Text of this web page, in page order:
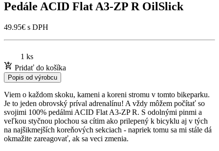
Pedále ACID Flat A3-ZP R OilSlick
49.95€ s DPH
1 ks
Pridať do košíka
Popis od výrobcu
Viem o každom skoku, kameni a koreni stromu v tomto bikeparku.
Je to jeden obrovský príval adrenalínu! A vždy môžem počítať so
svojimi 100% pedálmi ACID Flat A3-ZP R. S odolnými pinmi a
veľkou styčnou plochou sa cítim ako prilepený k bicyklu aj v tých
na najšikmejších koreňových sekciach - napriek tomu sa mi stále dá
okmažite zareagovať, ak sa veci zmenia.